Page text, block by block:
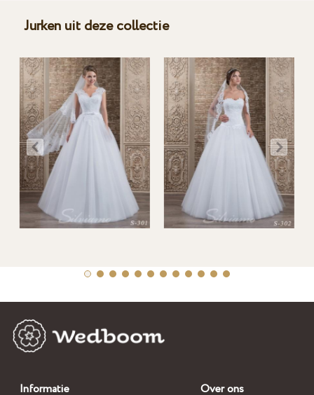
Jurken uit deze collectie
Informatie Over ons